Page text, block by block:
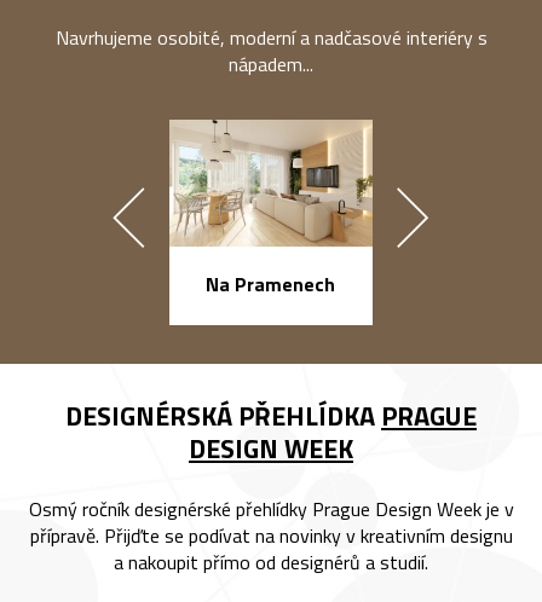
Navrhujeme osobité, moderní a nadčasové interiéry s
nápadem...
Na Pramenech
DESIGNÉRSKÁ PŘEHLÍDKA PRAGUE
DESIGN WEEK
Osmý ročník designérské přehlídky Prague Design Week je v
přípravě. Přijďte se podívat na novinky v kreativním designu
a nakoupit přímo od designérů a studií.